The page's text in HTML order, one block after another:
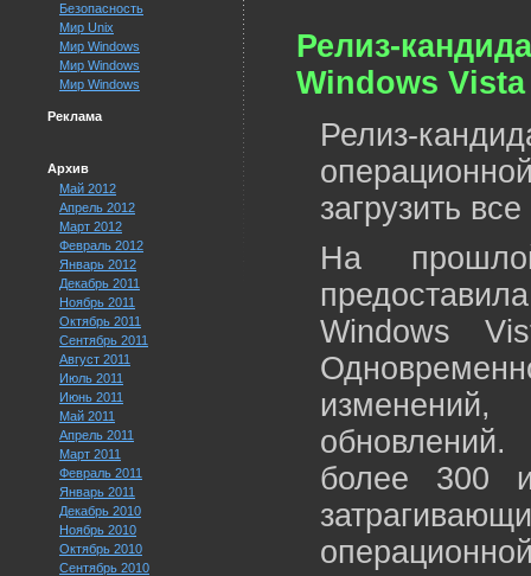
Безопасность
Мир Unix
Мир Windows
Мир Windows
Мир Windows
Реклама
Архив
Май 2012
Апрель 2012
Март 2012
Февраль 2012
Январь 2012
Декабрь 2011
Ноябрь 2011
Октябрь 2011
Сентябрь 2011
Август 2011
Июль 2011
Июнь 2011
Май 2011
Апрель 2011
Март 2011
Февраль 2011
Январь 2011
Декабрь 2010
Ноябрь 2010
Октябрь 2010
Сентябрь 2010
Релиз-
Windows Vista
Релиз-
загрузить
На
Windows
более 300